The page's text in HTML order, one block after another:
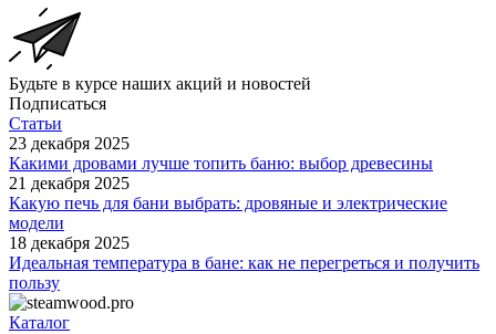
Будьте в курсе наших акций и новостей
Подписаться
Статьи
23 декабря 2025
Какими дровами лучше топить баню: выбор древесины
21 декабря 2025
Какую печь для бани выбрать: дровяные и электрические
модели
18 декабря 2025
Идеальная температура в бане: как не перегреться и получить
пользу
Каталог